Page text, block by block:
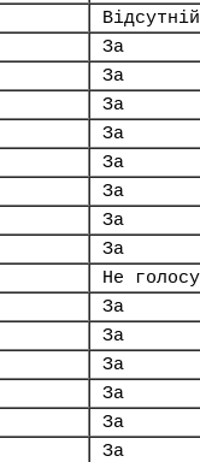
Відсутній
За
За
За
За
За
За
За
За
Не
За
За
За
За
За
За